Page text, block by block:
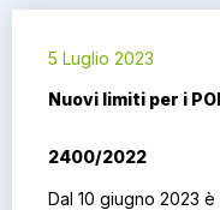
5 Luglio 2023
Nuovi limiti per i
2400/2022
Dal 10 giugno 2023